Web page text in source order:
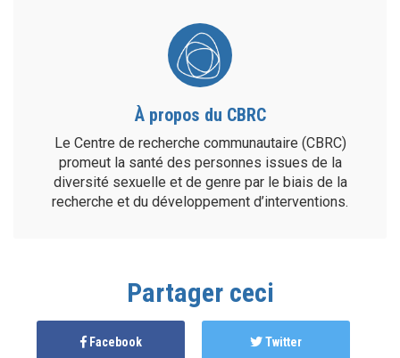
À propos du CBRC
Le Centre de recherche communautaire (CBRC)
promeut la santé des personnes issues de la
diversité sexuelle et de genre par le biais de la
recherche et du développement d’interventions.
Partager ceci
Facebook Twitter